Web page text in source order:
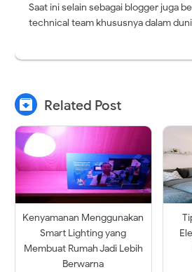
Saat ini selain sebagai blogger juga
technical team khususnya dalam
 Related Post
Kenyamanan Menggunakan
Smart Lighting yang
Membuat Rumah Jadi Lebih
Berwarna